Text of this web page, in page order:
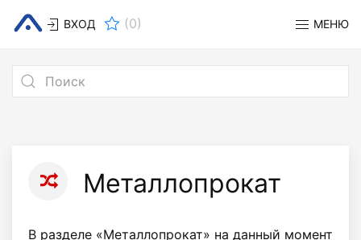
ВХОД (0) МЕНЮ
Металлопрокат
В разделе «Металлопрокат» на данный момент